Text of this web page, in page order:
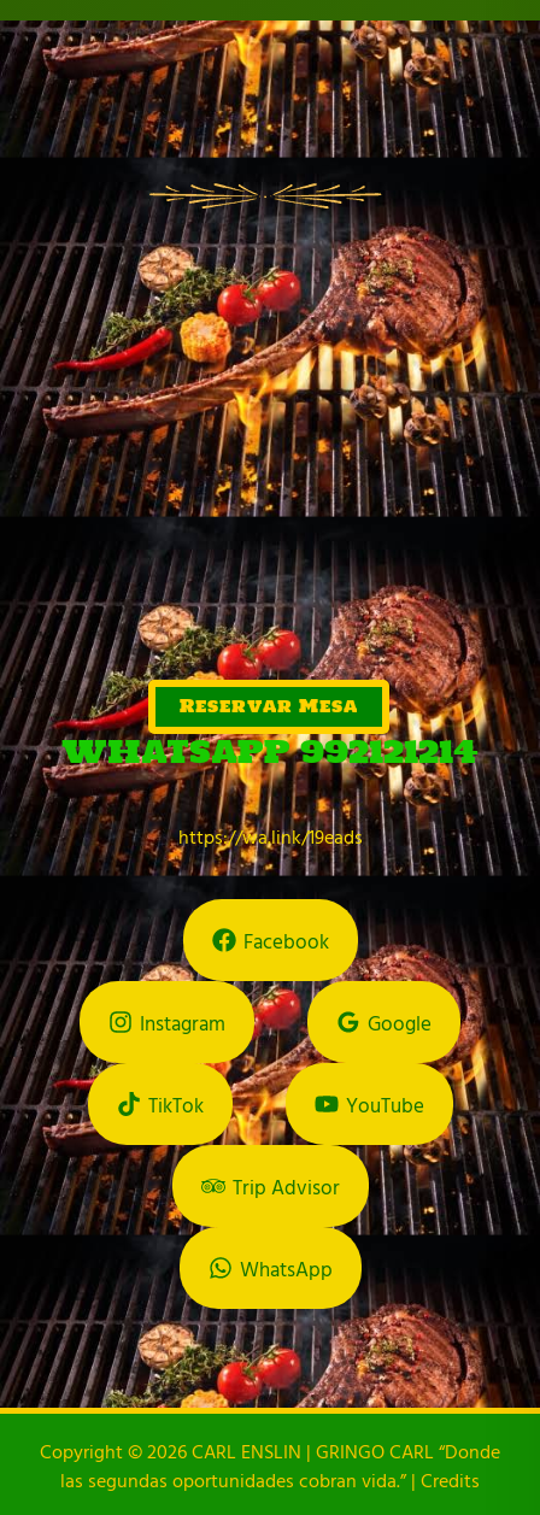
Reservar Mesa
WHATSAPP 992121214
https://wa.link/19eads
Facebook
Instagram Google
TikTok YouTube
Trip Advisor
WhatsApp
Copyright © 2026 CARL ENSLIN | GRINGO CARL “Donde
las segundas oportunidades cobran vida.” | Credits